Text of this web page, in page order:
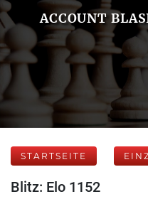
ACCOUNT
STARTSEITE
Blitz: Elo 1152